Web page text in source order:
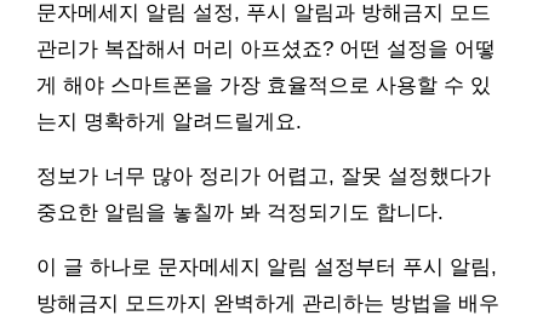
문자메세지 알림 설정, 푸시 알림과 방해금지 모드
관리가 복잡해서 머리 아프셨죠? 어떤 설정을 어떻
게 해야 스마트폰을 가장 효율적으로 사용할 수 있
는지 명확하게 알려드릴게요.
정보가 너무 많아 정리가 어렵고, 잘못 설정했다가
중요한 알림을 놓칠까 봐 걱정되기도 합니다.
이 글 하나로 문자메세지 알림 설정부터 푸시 알림,
방해금지 모드까지 완벽하게 관리하는 방법을 배우